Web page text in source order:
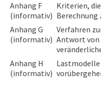
Anhang F
(informativ)
Kriterien,
Berechnung
Anhang G
(informativ)
Verfahren
Antwort von
Anhang H
(informativ)